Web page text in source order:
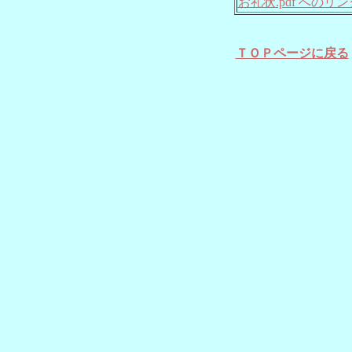
ＴＯＰページに戻る